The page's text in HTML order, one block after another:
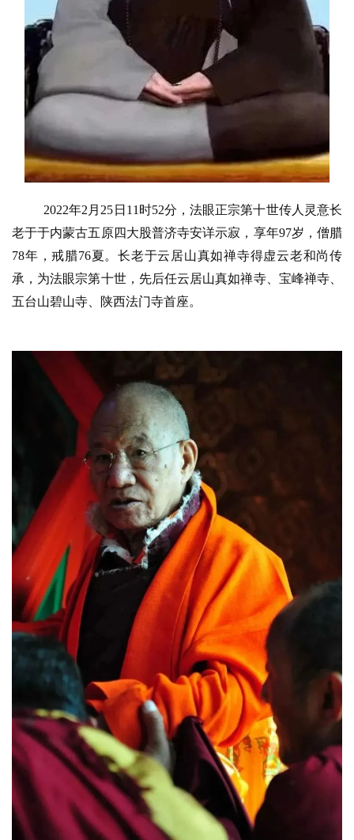
2022年2月25日11时52分，法眼正宗第十世传人灵意长
老于于内蒙古五原四大股普济寺安详示寂，享年97岁，僧腊
78年，戒腊76夏。长老于云居山真如禅寺得虚云老和尚传
承，为法眼宗第十世，先后任云居山真如禅寺、宝峰禅寺、
五台山碧山寺、陕西法门寺首座。